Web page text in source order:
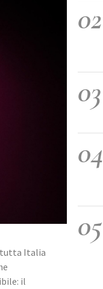
tutta Italia
il
02
03
04
05